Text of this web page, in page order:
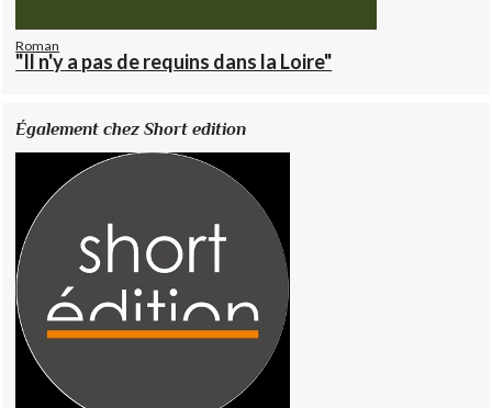
Roman
"Il n'y a pas de requins dans la Loire"
Également chez Short edition